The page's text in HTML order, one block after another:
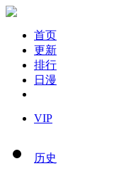
首页
更新
排行
日漫
VIP
历史